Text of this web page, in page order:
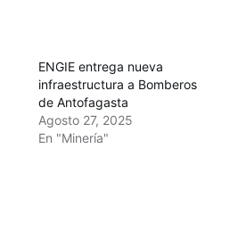
ENGIE entrega nueva
infraestructura a Bomberos
de Antofagasta
Agosto 27, 2025
En "Minería"